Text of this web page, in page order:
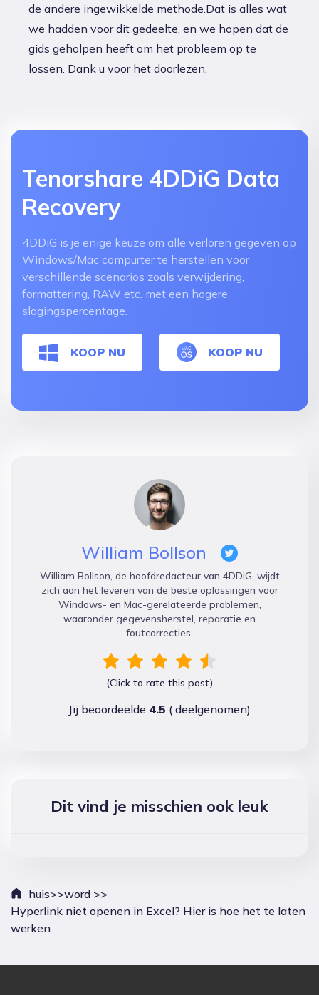
de andere ingewikkelde methode.Dat is alles wat
we hadden voor dit gedeelte, en we hopen dat de
gids geholpen heeft om het probleem op te
lossen. Dank u voor het doorlezen.
Tenorshare 4DDiG Data
Recovery
4DDiG is je enige keuze om alle verloren gegeven op
Windows/Mac compurter te herstellen voor
verschillende scenarios zoals verwijdering,
formattering, RAW etc. met een hogere
slagingspercentage.
KOOP NU KOOP NU
William Bollson
William Bollson, de hoofdredacteur van 4DDiG, wijdt
zich aan het leveren van de beste oplossingen voor
Windows- en Mac-gerelateerde problemen,
waaronder gegevensherstel, reparatie en
foutcorrecties.
(Click to rate this post)
Jij beoordeelde 4.5 ( deelgenomen)
Dit vind je misschien ook leuk
huis>>word >>
Hyperlink niet openen in Excel? Hier is hoe het te laten
werken